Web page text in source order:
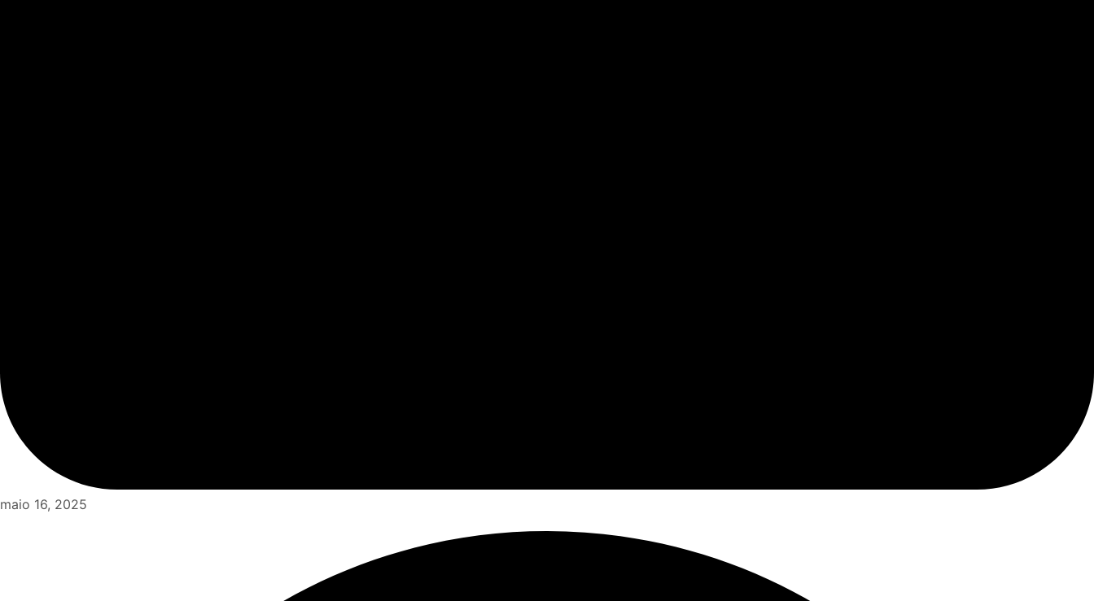
maio 16, 2025